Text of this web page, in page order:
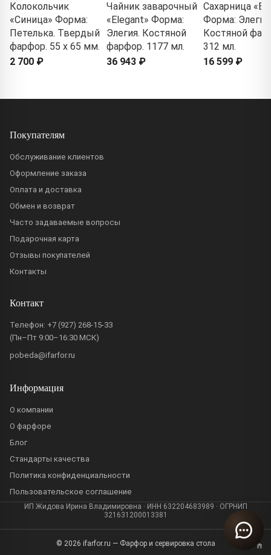
Колокольчик
«Синица» Форма:
Петелька. Твердый
фарфор. 55 x 65 мм.
2 700 ₽
Чайник заварочный
«Elegant» Форма:
Элегия. Костяной
фарфор. 1177 мл.
36 943 ₽
Сахарница
Форма: Элегия.
Костяной
312 мл.
16 599 ₽
Покупателям
Обслуживание клиентов
Оформление заказа
Оплата и доставка
Обмен и возврат
Часто задаваемые вопросы
Подарочная карта
Отзывы покупателей
Контакты
Контакт
Телефон: +7 (927) 268-15-33
(Пн–Пт 9:00–16:30 МСК)
pobeda@ifarfor.ru
Информация
О компании
О фарфоре
Блог
Стандарты качества
Политика конфиденциальности
Пользовательское соглашение
ИП Жидова Ирина Владимировна · ИНН 632204683989 · ОГРНИП
321631200013381
© 2026 ifarfor.ru — Фарфор и сервировка стола